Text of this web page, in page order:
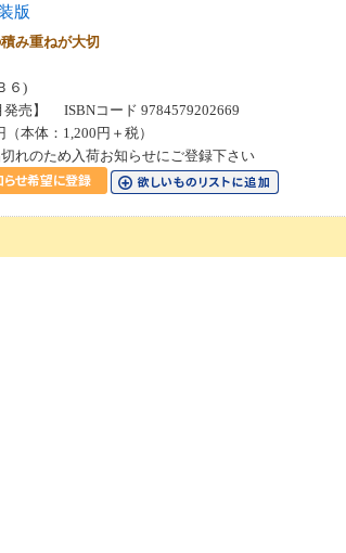
版
み重ねが大切
６)
発売】 ISBNコード 9784579202669
本体：1,200円＋税）
れのため入荷お知らせにご登録下さい